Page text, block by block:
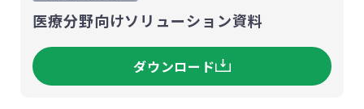
医療分野向けソリューション資料
ダウンロード